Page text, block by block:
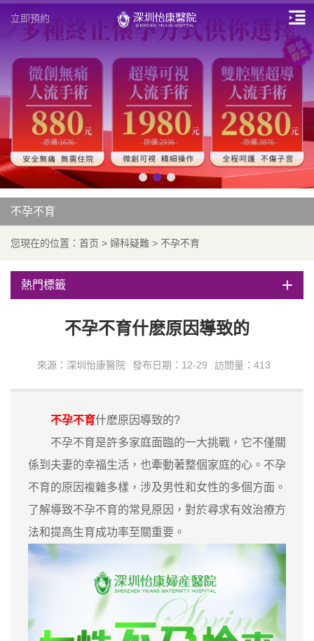
立即預約
不孕不育
您現在的位置： 首页 > 婦科疑難 > 不孕不育
熱門標籤
不孕不育什麽原因導致的
來源：深圳怡康醫院 發布日期：12-29 訪問量：413
不孕不育什麽原因導致的?
不孕不育是許多家庭面臨的一大挑戰，它不僅關
係到夫妻的幸福生活，也牽動著整個家庭的心。不孕
不育的原因複雜多樣，涉及男性和女性的多個方面。
了解導致不孕不育的常見原因，對於尋求有效治療方
法和提高生育成功率至關重要。